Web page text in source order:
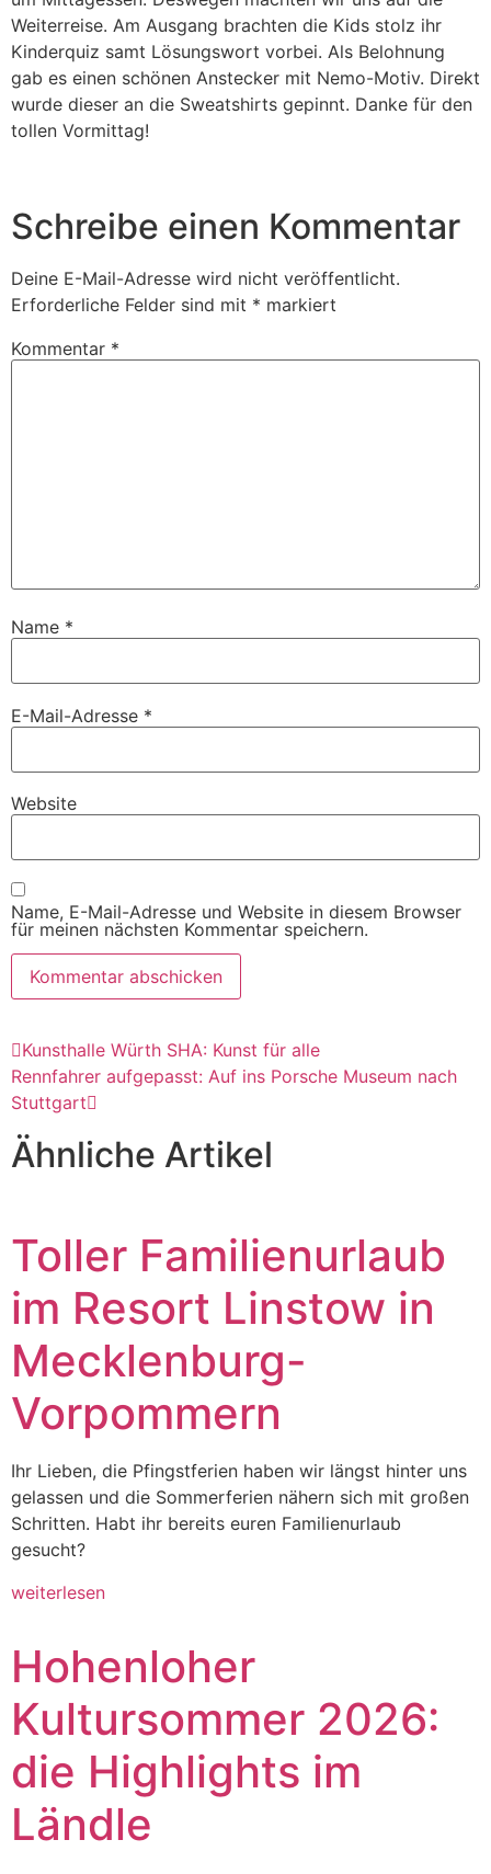
Weiterreise. Am Ausgang brachten die Kids stolz ihr
Kinderquiz samt Lösungswort vorbei. Als Belohnung
gab es einen schönen Anstecker mit Nemo-Motiv. Direkt
wurde dieser an die Sweatshirts gepinnt. Danke für den
tollen Vormittag!
Schreibe einen Kommentar
Deine E-Mail-Adresse wird nicht veröffentlicht.
Erforderliche Felder sind mit * markiert
Kommentar *
Name *
E-Mail-Adresse *
Website
Name, E-Mail-Adresse und Website in diesem Browser
für meinen nächsten Kommentar speichern.
Kunsthalle Würth SHA: Kunst für alle
Rennfahrer aufgepasst: Auf ins Porsche Museum nach
Stuttgart
Ähnliche Artikel
Toller Familienurlaub
im Resort Linstow in
Mecklenburg-
Vorpommern
Ihr Lieben, die Pfingstferien haben wir längst hinter uns
gelassen und die Sommerferien nähern sich mit großen
Schritten. Habt ihr bereits euren Familienurlaub
gesucht?
weiterlesen
Hohenloher
Kultursommer 2026:
die Highlights im
Ländle